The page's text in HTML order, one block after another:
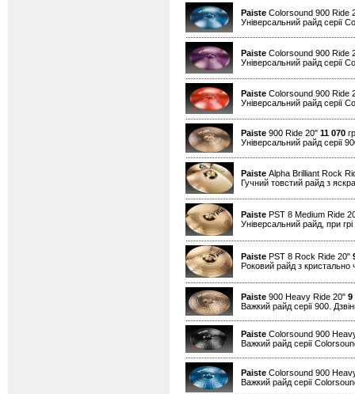
Paiste Colorsound 900 Ride
Універсальний райд серії
Paiste Colorsound 900 Ride
Універсальний райд серії
Paiste Colorsound 900 Ride
Універсальний райд серії
Paiste 900 Ride 20" 11 070
Універсальний райд серії
Paiste Alpha Brilliant Rock
Гучний товстий райд з
Paiste PST 8 Medium Ride
Універсальний райд, при
Paiste PST 8 Rock Ride 20"
Роковий райд з
Paiste 900 Heavy Ride 20" 9
Важкий райд серії 900.
Paiste Colorsound 900
Важкий райд серії
Paiste Colorsound 900
Важкий райд серії